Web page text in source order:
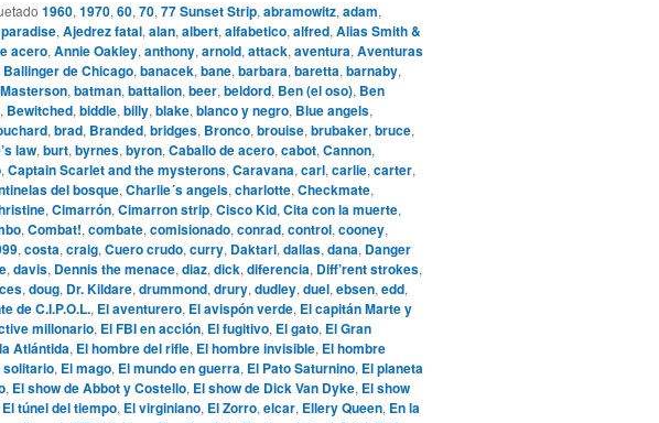
1960, 1970, 60, 70, 77 Sunset Strip, abramowitz, adam,
, Ajedrez fatal, alan, albert, alfabetico, alfred, Alias Smith &
acero, Annie Oakley, anthony, arnold, attack, aventura, Aventuras
Ballinger de Chicago, banacek, bane, barbara, baretta, barnaby,
, batman, battalion, beer, beldord, Ben (el oso), Ben
, Bewitched, biddle, billy, blake, blanco y negro, Blue angels,
, brad, Branded, bridges, Bronco, brouise, brubaker, bruce,
law, burt, byrnes, byron, Caballo de acero, cabot, Cannon,
, Captain Scarlet and the mysterons, Caravana, carl, carlie, carter,
del bosque, Charlie´s angels, charlotte, Checkmate,
, Cimarrón, Cimarron strip, Cisco Kid, Cita con la muerte,
, Combat!, combate, comisionado, conrad, control, cooney,
, costa, craig, Cuero crudo, curry, Daktari, dallas, dana, Danger
, davis, Dennis the menace, diaz, dick, diferencia, Diff’rent strokes,
, doug, Dr. Kildare, drummond, drury, dudley, duel, ebsen, edd,
de C.I.P.O.L., El aventurero, El avispón verde, El capitán Marte y
millonario, El FBI en acción, El fugitivo, El gato, El Gran
Atlántida, El hombre del rifle, El hombre invisible, El hombre
solitario, El mago, El mundo en guerra, El Pato Saturnino, El planeta
, El show de Abbot y Costello, El show de Dick Van Dyke, El show
El túnel del tiempo, El virginiano, El Zorro, elcar, Ellery Queen, En la